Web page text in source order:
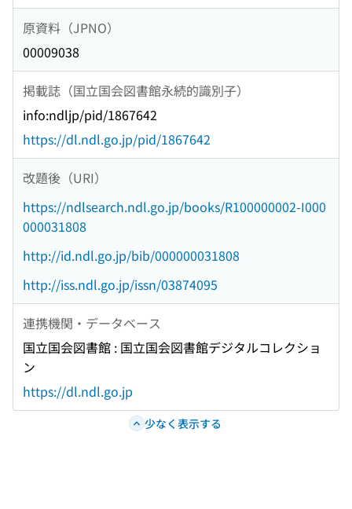
原資料（JPNO）
00009038
掲載誌（国立国会図書館永続的識別子）
info:ndljp/pid/1867642
https://dl.ndl.go.jp/pid/1867642
改題後（URI）
https://ndlsearch.ndl.go.jp/books/R100000002-I000
000031808
http://id.ndl.go.jp/bib/000000031808
http://iss.ndl.go.jp/issn/03874095
連携機関・データベース
国立国会図書館 : 国立国会図書館デジタルコレクショ
ン
https://dl.ndl.go.jp
少なく表示する